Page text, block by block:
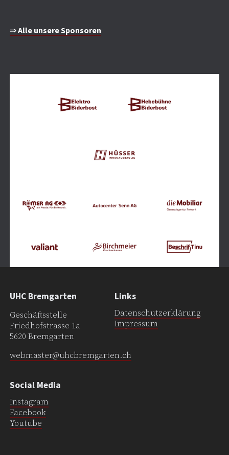
⇒Alle unsere Sponsoren
UHC Bremgarten
Geschäftsstelle
Friedhofstrasse 1a
5620 Bremgarten
webmaster@uhcbremgarten.ch
Links
Datenschutzerklärung
Impressum
Social Media
Instagram
Facebook
Youtube